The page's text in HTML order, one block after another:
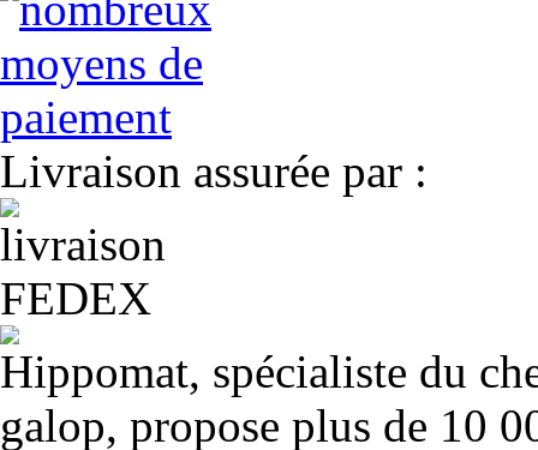
Livraison assurée par :
Hippomat, spécialiste du
galop, propose plus de 10